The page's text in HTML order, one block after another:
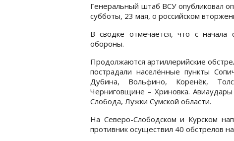
Генеральный штаб ВСУ опубликовал
субботы, 23 мая, о российском
В сводке отмечается, что с начала
обороны.
Продолжаются артиллерийские
пострадали населённые пункты
Дубина, Вольфино, Коренёк,
Черниговщине – Хриновка.
Слобода, Лужки Сумской области.
На Северо-Слободском и Курском
противник осуществил 40 обстрелов